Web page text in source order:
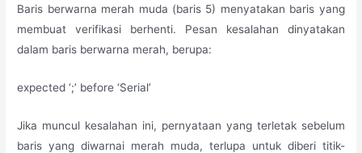
Baris berwarna merah muda (baris 5) menyatakan baris yang
membuat verifikasi berhenti. Pesan kesalahan dinyatakan
dalam baris berwarna merah, berupa:
expected ‘;’ before ‘Serial’
Jika muncul kesalahan ini, pernyataan yang terletak sebelum
baris yang diwarnai merah muda, terlupa untuk diberi titik-